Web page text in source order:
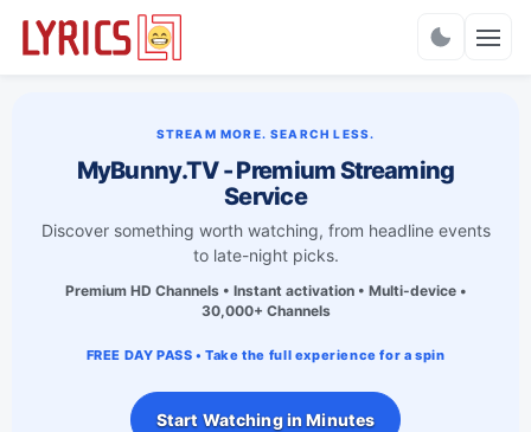
STREAM MORE. SEARCH LESS.
MyBunny.TV - Premium Streaming
Service
Discover something worth watching, from headline events
to late-night picks.
Premium HD Channels • Instant activation • Multi-device •
30,000+ Channels
FREE DAY PASS • Take the full experience for a spin
Start Watching in Minutes